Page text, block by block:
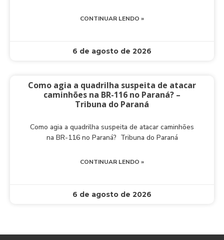
CONTINUAR LENDO »
6 de agosto de 2026
Como agia a quadrilha suspeita de atacar
caminhões na BR-116 no Paraná? –
Tribuna do Paraná
Como agia a quadrilha suspeita de atacar caminhões
na BR-116 no Paraná? Tribuna do Paraná
CONTINUAR LENDO »
6 de agosto de 2026